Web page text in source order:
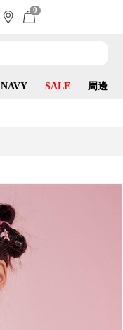
0
NAVY SALE 周邊